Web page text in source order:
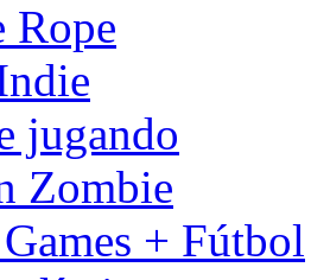
Rope
jugando
Zombie
+ Fútbol